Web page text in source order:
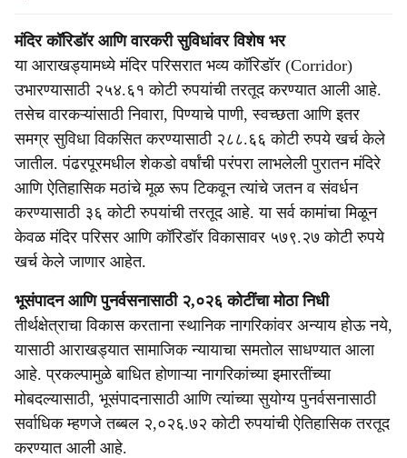
मंदिर कॉरिडॉर आणि वारकरी सुविधांवर विशेष भर
या आराखड्यामध्ये मंदिर परिसरात भव्य कॉरिडॉर (Corridor)
उभारण्यासाठी २५४.६१ कोटी रुपयांची तरतूद करण्यात आली आहे.
तसेच वारकऱ्यांसाठी निवारा, पिण्याचे पाणी, स्वच्छता आणि इतर
समग्र सुविधा विकसित करण्यासाठी २८८.६६ कोटी रुपये खर्च केले
जातील. पंढरपूरमधील शेकडो वर्षांची परंपरा लाभलेली पुरातन मंदिरे
आणि ऐतिहासिक मठांचे मूळ रूप टिकवून त्यांचे जतन व संवर्धन
करण्यासाठी ३६ कोटी रुपयांची तरतूद आहे. या सर्व कामांचा मिळून
केवळ मंदिर परिसर आणि कॉरिडॉर विकासावर ५७९.२७ कोटी रुपये
खर्च केले जाणार आहेत.
भूसंपादन आणि पुनर्वसनासाठी २,०२६ कोटींचा मोठा निधी
तीर्थक्षेत्राचा विकास करताना स्थानिक नागरिकांवर अन्याय होऊ नये,
यासाठी आराखड्यात सामाजिक न्यायाचा समतोल साधण्यात आला
आहे. प्रकल्पामुळे बाधित होणाऱ्या नागरिकांच्या इमारतींच्या
मोबदल्यासाठी, भूसंपादनासाठी आणि त्यांच्या सुयोग्य पुनर्वसनासाठी
सर्वाधिक म्हणजे तब्बल २,०२६.७२ कोटी रुपयांची ऐतिहासिक तरतूद
करण्यात आली आहे.